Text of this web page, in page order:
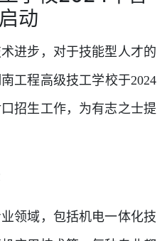
动
进步，对于技能型人才的
工程高级技工学校于2024
招生工作，为有志之士提
领域，包括机电一体化技